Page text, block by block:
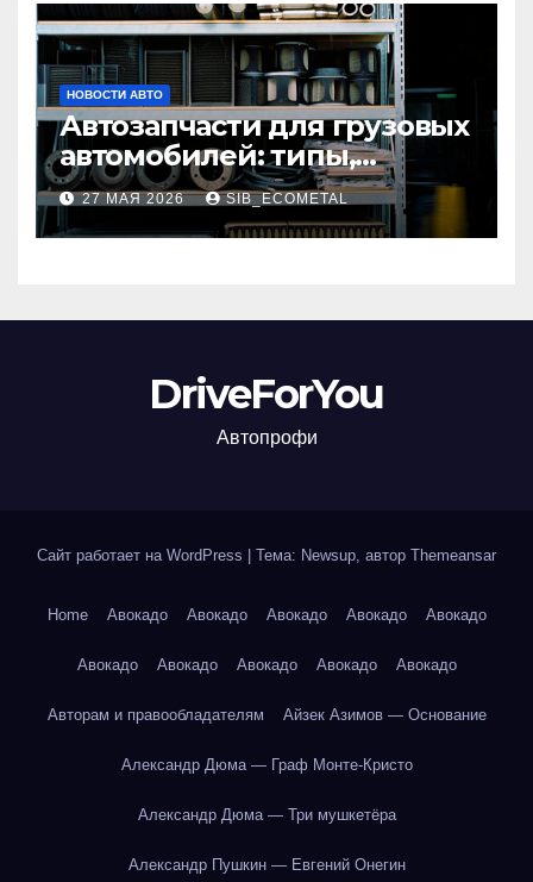
НОВОСТИ АВТО
Автозапчасти для грузовых
автомобилей: типы,
совместимость и критерии
подбора
27 МАЯ 2026 SIB_ECOMETAL
DriveForYou
Автопрофи
Сайт работает на WordPress Тема: Newsup, автор Themeansar
Home Авокадо Авокадо Авокадо Авокадо Авокадо
Авокадо Авокадо Авокадо Авокадо Авокадо
Авторам и правообладателям Айзек Азимов — Основание
Александр Дюма — Граф Монте-Кристо
Александр Дюма — Три мушкетёра
Александр Пушкин — Евгений Онегин